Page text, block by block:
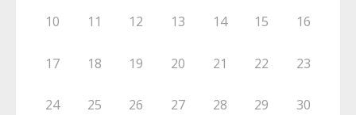
10 11 12 13 14 15 16
17 18 19 20 21 22 23
24 25 26 27 28 29 30